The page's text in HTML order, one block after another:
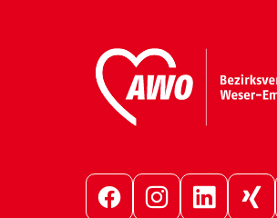
FacebookInstagramLinkedInXing